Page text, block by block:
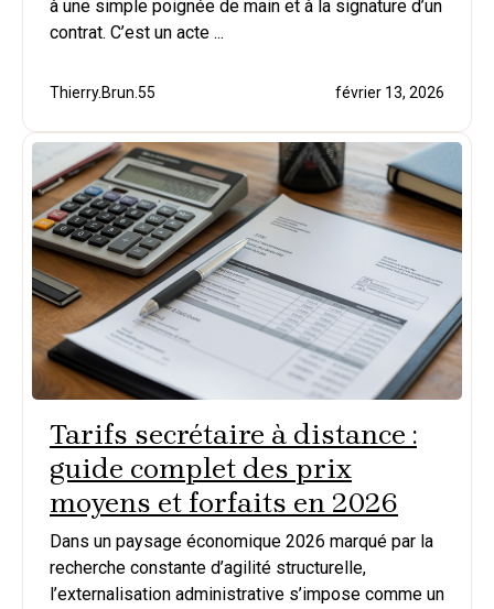
à une simple poignée de main et à la signature d’un
contrat. C’est un acte ...
Thierry.Brun.55 février 13, 2026
Tarifs secrétaire à distance :
guide complet des prix
moyens et forfaits en 2026
Dans un paysage économique 2026 marqué par la
recherche constante d’agilité structurelle,
l’externalisation administrative s’impose comme un